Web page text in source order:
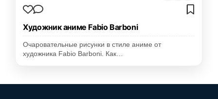
Художник аниме Fabio Barboni
Очаровательные рисунки в стиле аниме от
художника Fabio Barboni. Как…